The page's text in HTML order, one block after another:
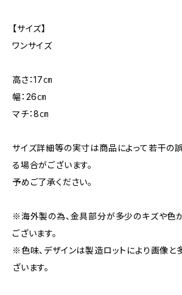
【サイズ】
ワンサイズ
高さ：17㎝
幅：26㎝
マチ：8㎝
サイズ詳細等の実寸は商品によって若干の
る場合がございます。
予めご了承ください。
※海外製の為、金具部分が多少のキズや色
ございます。
※色味、デザインは製造ロットにより画像
ざいます。